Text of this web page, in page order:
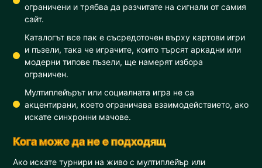
ограничени и трябва да разчитате на сигнали от самия
сайт.
Каталогът все пак е съсредоточен върху картови игри
и пъзели, така че играчите, които търсят аркадни или
модерни типове пъзели, ще намерят избора
ограничен.
Мултиплейърът или социалната игра не са
акцентирани, което ограничава взаимодействието, ако
искате синхронни мачове.
Кога може да не е подходящ
Ако искате турнири на живо с мултиплейър или